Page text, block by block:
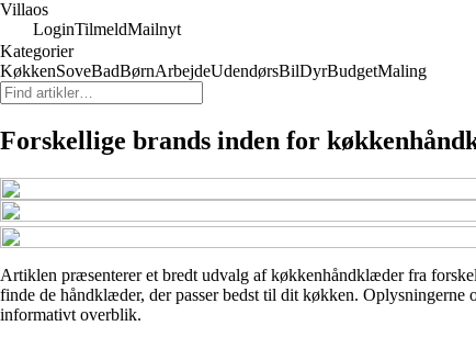
Villaos
LoginTilmeldMailnyt
Kategorier
KøkkenSoveBadBørnArbejdeUdendørsBilDyrBudgetMaling
Forskellige brands inden for
Artiklen præsenterer et bredt udvalg af køkkenhåndklæder fra
finde de håndklæder, der passer bedst til dit køkken.
informativt overblik.